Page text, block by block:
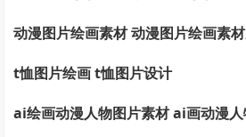
动漫图片绘画素材 动漫图片绘画素
t恤图片绘画 t恤图片设计
ai绘画动漫人物图片素材 ai画动漫